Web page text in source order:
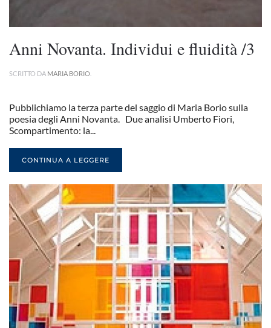
Anni Novanta. Individui e fluidità /3
SCRITTO DA MARIA BORIO
Pubblichiamo la terza parte del saggio di Maria Borio sulla
poesia degli Anni Novanta. Due analisi Umberto Fiori,
Scompartimento: la...
CONTINUA A LEGGERE